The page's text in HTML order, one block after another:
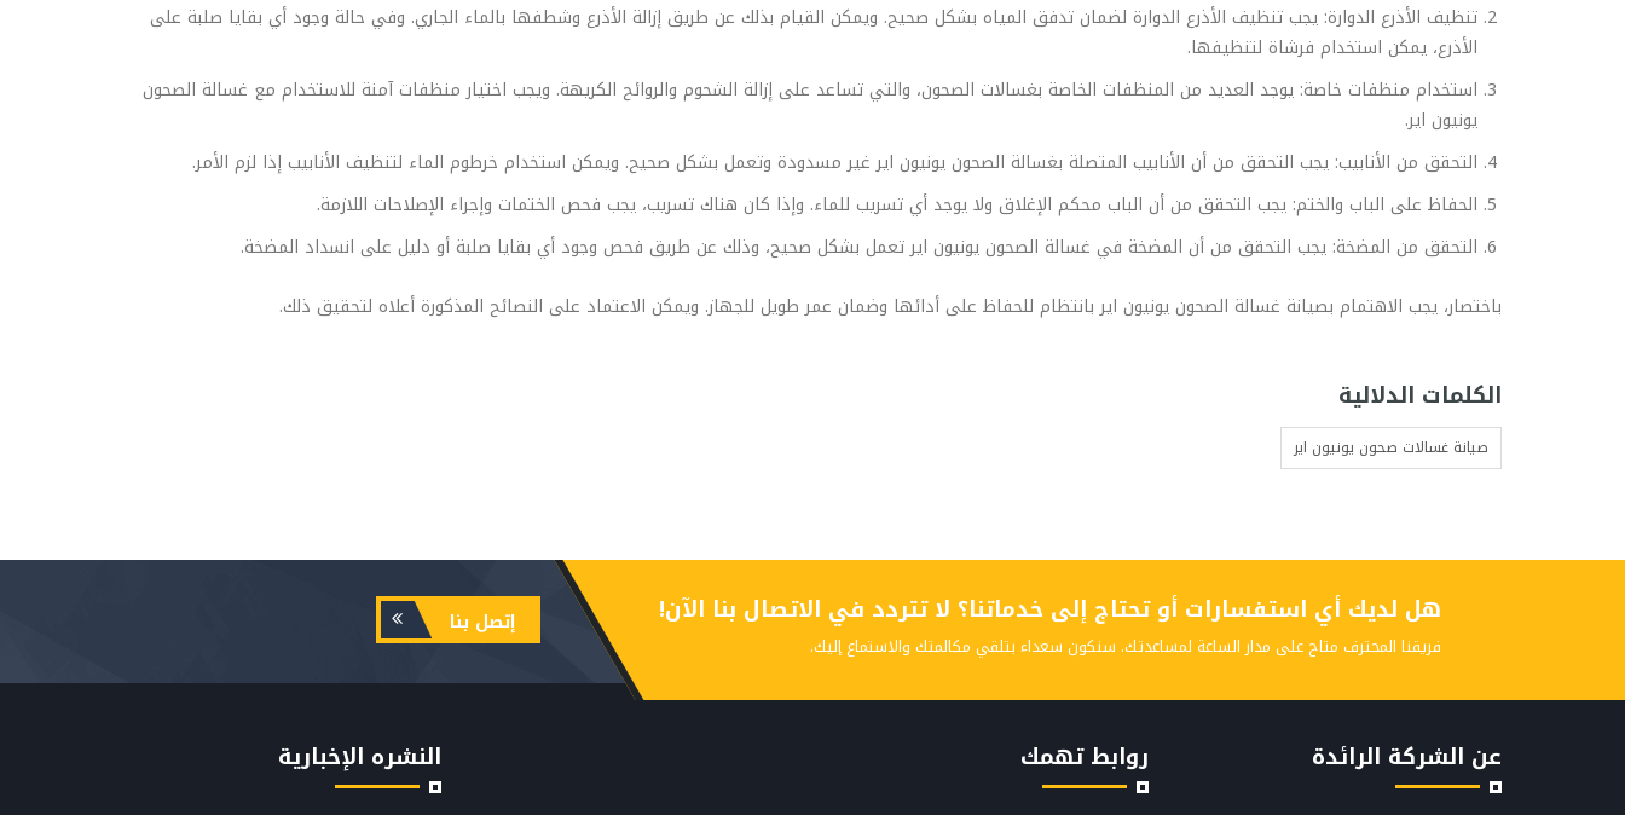
تنظيف الأذرع الدوارة: يجب تنظيف الأذرع الدوارة لضمان تدفق المياه بشكل صحيح. ويمكن القيام بذلك عن طريق إزالة الأذرع وشطفها بالماء الجاري. وفي حالة وجود أي بقايا صلبة على
الأذرع، يمكن استخدام فرشاة لتنظيفها.
استخدام منظفات خاصة: يوجد العديد من المنظفات الخاصة بغسالات الصحون، والتي تساعد على إزالة الشحوم والروائح الكريهة. ويجب اختيار منظفات آمنة للاستخدام مع غسالة الصحون
يونيون اير.
التحقق من الأنابيب: يجب التحقق من أن الأنابيب المتصلة بغسالة الصحون يونيون اير غير مسدودة وتعمل بشكل صحيح. ويمكن استخدام خرطوم الماء لتنظيف الأنابيب إذا لزم الأمر.
الحفاظ على الباب والختم: يجب التحقق من أن الباب محكم الإغلاق ولا يوجد أي تسريب للماء. وإذا كان هناك تسريب، يجب فحص الختمات وإجراء الإصلاحات اللازمة.
التحقق من المضخة: يجب التحقق من أن المضخة في غسالة الصحون يونيون اير تعمل بشكل صحيح، وذلك عن طريق فحص وجود أي بقايا صلبة أو دليل على انسداد المضخة.
باختصار، يجب الاهتمام بصيانة غسالة الصحون يونيون اير بانتظام للحفاظ على أدائها وضمان عمر طويل للجهاز. ويمكن الاعتماد على النصائح المذكورة أعلاه لتحقيق ذلك.
الكلمات الدلالية
صيانة غسالات صحون يونيون اير
هل لديك أي استفسارات أو تحتاج إلى خدماتنا؟ لا تتردد في الاتصال بنا الآن!
فريقنا المحترف متاح على مدار الساعة لمساعدتك. سنكون سعداء بتلقي مكالمتك والاستماع إليك.
إتصل بنا
عن الشركة الرائدة روابط تهمك النشره الإخبارية